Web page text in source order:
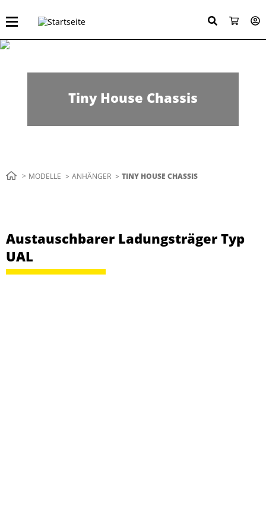
zum
Inhalt
Tiny House Chassis
MODELLE ANHÄNGER AKTUELL:
TINY HOUSE CHASSIS
Austauschbarer Ladungsträger Typ
UAL